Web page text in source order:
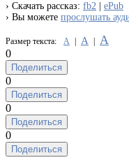
› Скачать рассказ: fb2 ePub
› Вы можете прослушать
Размер текста: А А А
0
Поделиться
0
Поделиться
0
Поделиться
0
Поделиться